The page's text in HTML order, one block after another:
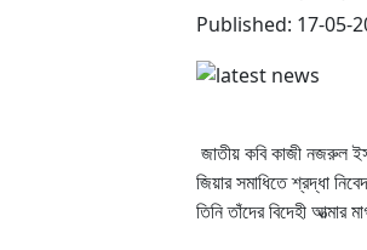
Published: 17-05-
জাতীয় কবি কাজী নজরুল
জিয়ার সমাধিতে শ্রদ্ধা
তিনি তাঁদের বিদেহী আত্মার